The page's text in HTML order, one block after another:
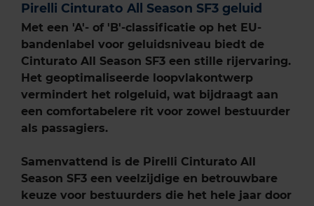
Pirelli Cinturato All Season SF3 geluid
Met een 'A'- of 'B'-classificatie op het EU-
bandenlabel voor geluidsniveau biedt de
Cinturato All Season SF3 een stille rijervaring.
Het geoptimaliseerde loopvlakontwerp
vermindert het rolgeluid, wat bijdraagt aan
een comfortabelere rit voor zowel bestuurder
als passagiers.
Samenvattend is de Pirelli Cinturato All
Season SF3 een veelzijdige en betrouwbare
keuze voor bestuurders die het hele jaar door